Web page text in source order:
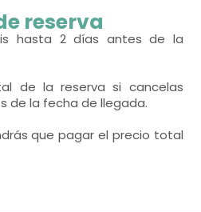
= 2
camas
personas = 4
reserva
hasta 2 días antes de la
de la reserva si cancelas
de la fecha de llegada.
que pagar el precio total